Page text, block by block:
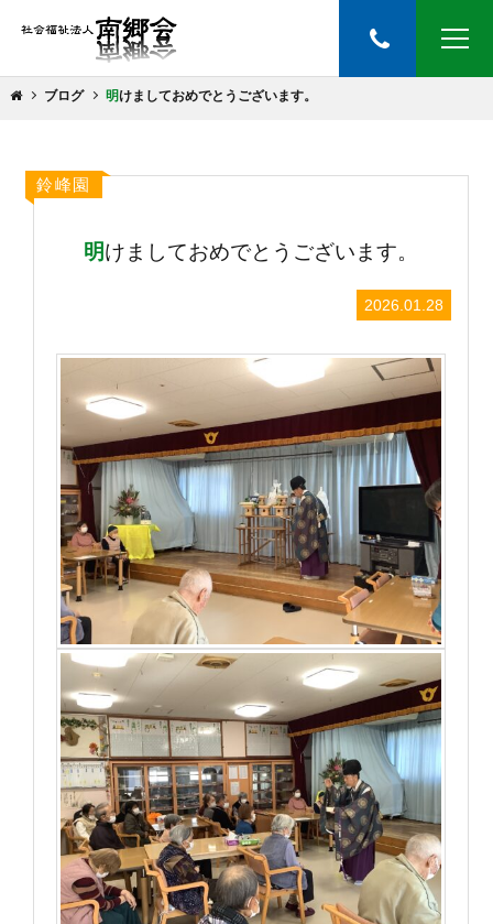
ブログ 明けましておめでとうございます。
鈴峰園
明けましておめでとうございます。
2026.01.28